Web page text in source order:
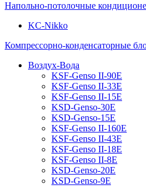
Напольно-потолочные
KC-Nikko
Компрессорно-конденсаторные
Воздух-Вода
KSF-Genso II-90E
KSF-Genso II-33E
KSF-Genso II-15E
KSD-Genso-30E
KSD-Genso-15E
KSF-Genso II-160E
KSF-Genso II-43E
KSF-Genso II-18E
KSF-Genso II-8E
KSD-Genso-20E
KSD-Genso-9E